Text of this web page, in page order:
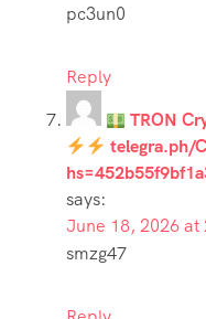
pc3un0
Reply
TRON
telegra.ph/
says:
June 18, 2026 at
smzg47